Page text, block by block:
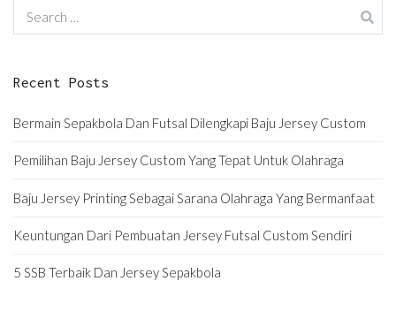
Search
for:
Recent Posts
Bermain Sepakbola Dan Futsal Dilengkapi Baju Jersey Custom
Pemilihan Baju Jersey Custom Yang Tepat Untuk Olahraga
Baju Jersey Printing Sebagai Sarana Olahraga Yang Bermanfaat
Keuntungan Dari Pembuatan Jersey Futsal Custom Sendiri
5 SSB Terbaik Dan Jersey Sepakbola